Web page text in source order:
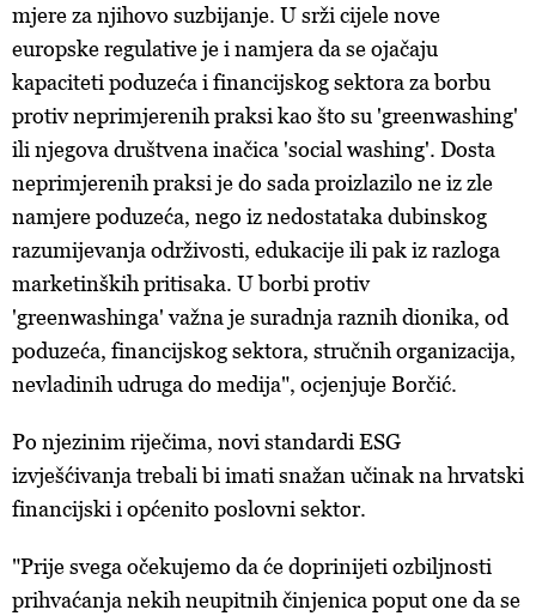
mjere za njihovo suzbijanje. U srži cijele nove
europske regulative je i namjera da se ojačaju
kapaciteti poduzeća i financijskog sektora za borbu
protiv neprimjerenih praksi kao što su 'greenwashing'
ili njegova društvena inačica 'social washing'. Dosta
neprimjerenih praksi je do sada proizlazilo ne iz zle
namjere poduzeća, nego iz nedostataka dubinskog
razumijevanja održivosti, edukacije ili pak iz razloga
marketinških pritisaka. U borbi protiv
'greenwashinga' važna je suradnja raznih dionika, od
poduzeća, financijskog sektora, stručnih organizacija,
nevladinih udruga do medija", ocjenjuje Borčić.
Po njezinim riječima, novi standardi ESG
izvješćivanja trebali bi imati snažan učinak na hrvatski
financijski i općenito poslovni sektor.
"Prije svega očekujemo da će doprinijeti ozbiljnosti
prihvaćanja nekih neupitnih činjenica poput one da se